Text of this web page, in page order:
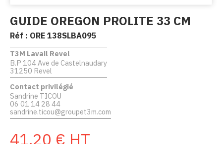
GUIDE OREGON PROLITE 33 CM
Réf : ORE 138SLBA095
T3M Lavail Revel
B.P 104 Ave de Castelnaudary
31250 Revel
Contact privilégié
Sandrine TICOU
06 01 14 28 44
sandrine.ticou@groupet3m.com
41,20 € HT